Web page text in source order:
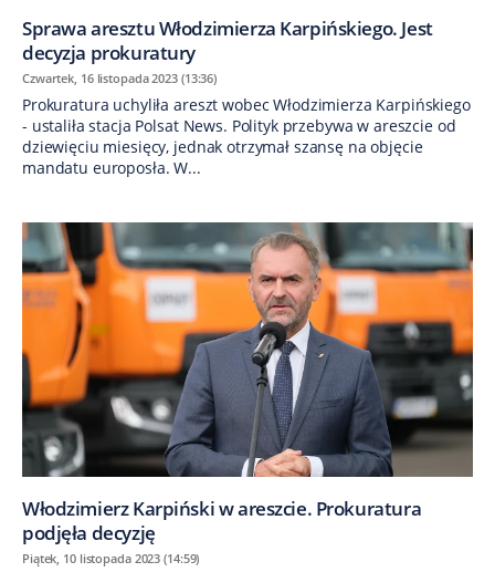
Sprawa aresztu Włodzimierza Karpińskiego. Jest
decyzja prokuratury
Czwartek, 16 listopada 2023 (13:36)
Prokuratura uchyliła areszt wobec Włodzimierza Karpińskiego
- ustaliła stacja Polsat News. Polityk przebywa w areszcie od
dziewięciu miesięcy, jednak otrzymał szansę na objęcie
mandatu europosła. W...
Włodzimierz Karpiński w areszcie. Prokuratura
podjęła decyzję
Piątek, 10 listopada 2023 (14:59)